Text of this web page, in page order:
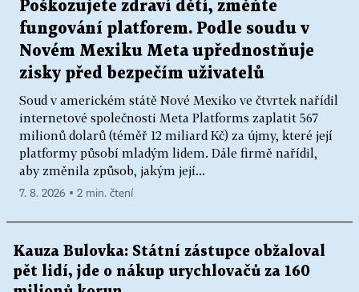
Poškozujete zdraví dětí, změňte
fungování platforem. Podle soudu v
Novém Mexiku Meta upřednostňuje
zisky před bezpečím uživatelů
Soud v americkém státě Nové Mexiko ve čtvrtek nařídil
internetové společnosti Meta Platforms zaplatit 567
milionů dolarů (téměř 12 miliard Kč) za újmy, které její
platformy působí mladým lidem. Dále firmě nařídil,
aby změnila způsob, jakým její...
7. 8. 2026 ▪ 2 min. čtení
Kauza Bulovka: Státní zástupce obžaloval
pět lidí, jde o nákup urychlovačů za 160